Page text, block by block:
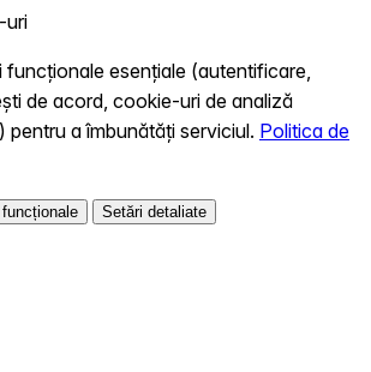
uri
esențiale (autentificare,
de acord, cookie-uri de analiză
a îmbunătăți serviciul. Politica de
funcționale Setări detaliate